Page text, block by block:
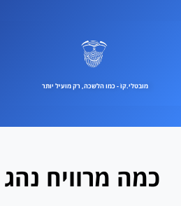
מובטלי.קוֹ - כמו הלשכה, רק מועיל יותר
כמה מרוויח